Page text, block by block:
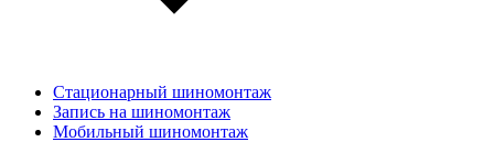
Стационарный шиномонтаж
Запись на шиномонтаж
Мобильный шиномонтаж